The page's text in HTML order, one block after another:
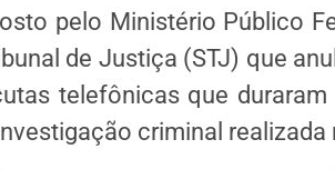
pelo Ministério Público
de Justiça (STJ) que
telefônicas que
criminal realizada